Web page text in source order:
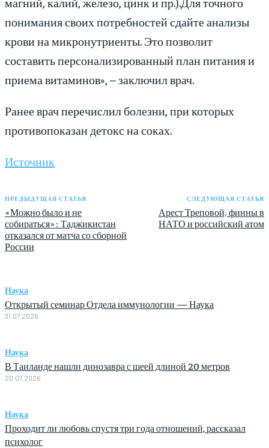
понимания своих потребностей сдайте анализы
крови на микронутриенты. Это позволит
составить персонализированный план питания и
приема витаминов», – заключил врач.
Ранее врач перечислил болезни, при которых
противопоказан детокс на соках.
Источник
ПРЕДЫДУЩАЯ СТАТЬЯ
«Можно было и не
собираться»: Таджикистан
отказался от матча со сборной
России
СЛЕДУЮЩАЯ СТАТЬЯ
Арест Треповой, финны в
НАТО и российский атом
Наука
Открытый семинар Отдела иммунологии — Наука
31.07.2026
Наука
В Таиланде нашли динозавра с шеей длиной 20 метров
20.07.2026
Наука
Проходит ли любовь спустя три года отношений, рассказал
психолог